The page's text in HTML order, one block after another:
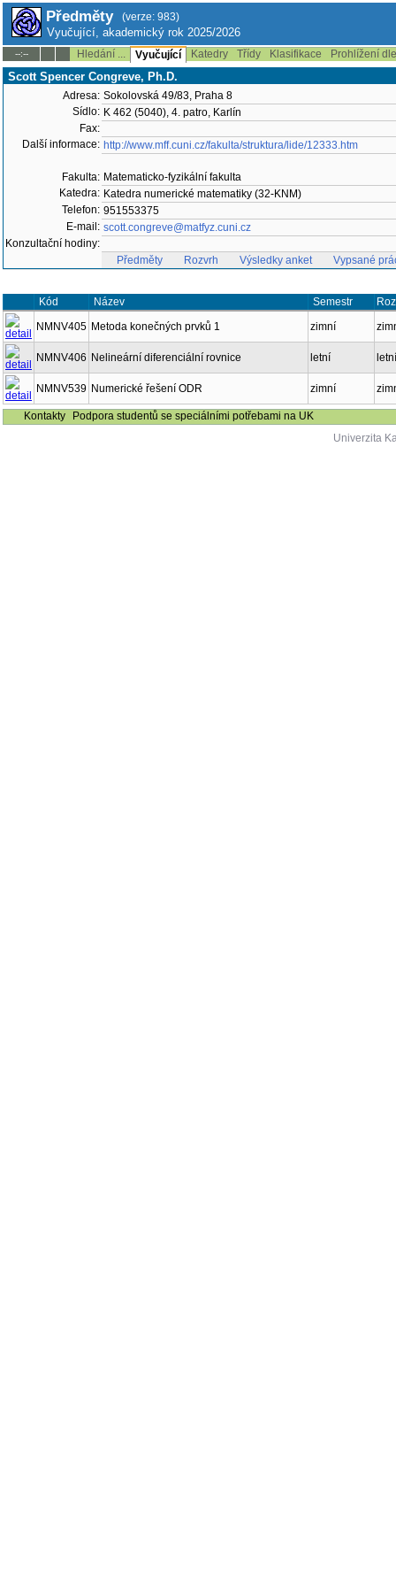
Předměty (verze: 983)
Vyučující, akademický rok 2025/2026
--:-- Hledání ... Vyučující Katedry Třídy Klasifikace Prohlížení
Scott Spencer Congreve, Ph.D.
Adresa: Sokolovská 49/83, Praha 8
Sídlo: K 462 (5040), 4. patro, Karlín
Fax:
Další informace: http://www.mff.cuni.cz/fakulta/struktura/lide/12333.htm
Fakulta: Matematicko-fyzikální fakulta
Katedra: Katedra numerické matematiky (32-KNM)
Telefon: 951553375
E-mail: scott.congreve@matfyz.cuni.cz
Konzultační hodiny:
Předměty
Rozvrh Výsledky anket Vypsané
Kód Název Semestr
NMNV405 Metoda konečných prvků 1 zimní
NMNV406 Nelineární diferenciální rovnice letní
NMNV539 Numerické řešení ODR zimní
Kontakty
Podpora studentů se speciálními potřebami na UK
Univerzita